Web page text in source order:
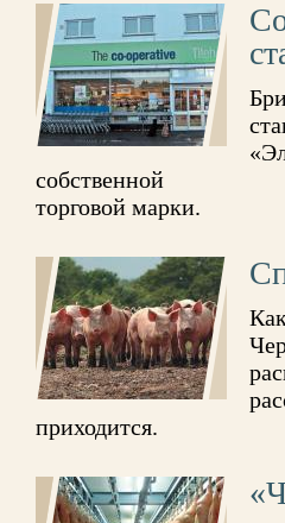
собственной
торговой марки.
приходится.